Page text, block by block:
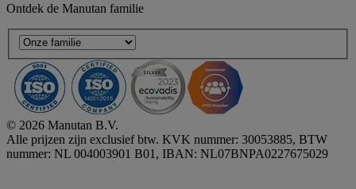
Ontdek de Manutan familie
© 2026 Manutan B.V.
Alle prijzen zijn exclusief btw. KVK nummer: 30053885, BTW
nummer: NL 004003901 B01, IBAN: NL07BNPA0227675029